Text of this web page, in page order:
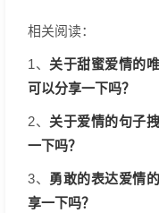
相关阅读：
1、 关于甜蜜爱情的
可以分享一下吗？
2、 关于爱情的句子
一下吗？
3、 勇敢的表达爱情
享一下吗？